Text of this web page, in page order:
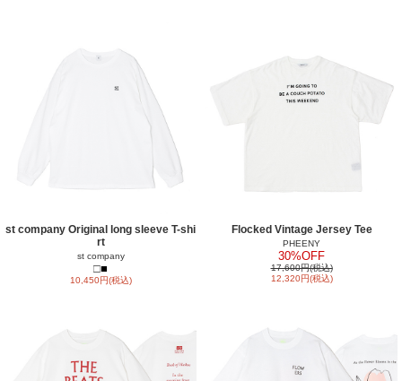
st company Original long sleeve T-shi
rt
st company
□■
10,450円(税込)
Flocked Vintage Jersey Tee
PHEENY
30%OFF
17,600円(税込)
12,320円(税込)